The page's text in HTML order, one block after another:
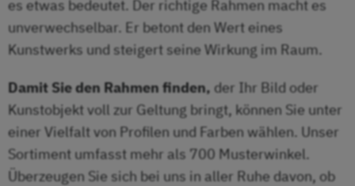
es etwas bedeutet. Der richtige Rahmen macht es
unverwechselbar. Er betont den Wert eines
Kunstwerks und steigert seine Wirkung im Raum.
Damit Sie den Rahmen finden, der Ihr Bild oder
Kunstobjekt voll zur Geltung bringt, können Sie unter
einer Vielfalt von Profilen und Farben wählen. Unser
Sortiment umfasst mehr als 700 Musterwinkel.
Überzeugen Sie sich bei uns in aller Ruhe davon, ob
Stiche
Radierungen
Artstore
Kontakt
Impressum
Datenschutz
Sommerferien 2026